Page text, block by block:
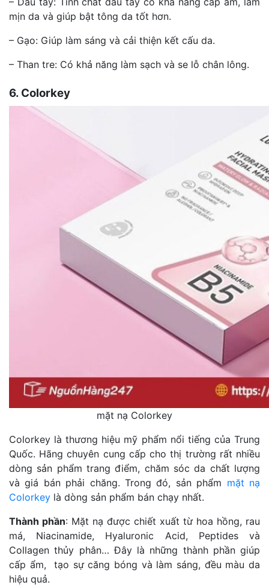
mịn da và giúp bật tông da tốt hơn.
– Gạo: Giúp làm sáng và cải thiện kết cấu da.
– Than tre: Có khả năng làm sạch và se lỗ chân lông.
6. Colorkey
mặt nạ Colorkey
Colorkey là thương hiệu mỹ phẩm nổi tiếng của Trung
Quốc. Hãng chuyên cung cấp cho thị trường rất nhiều
dòng sản phẩm trang điểm, chăm sóc da chất lượng
và giá bán phải chăng. Trong đó, sản phẩm mặt nạ
Colorkey là dòng sản phẩm bán chạy nhất.
Thành phần: Mặt nạ được chiết xuất từ hoa hồng, rau
má, Niacinamide, Hyaluronic Acid, Peptides và
Collagen thủy phân… Đây là những thành phần giúp
cấp ẩm, tạo sự căng bóng và làm sáng, đều màu da
hiệu quả.